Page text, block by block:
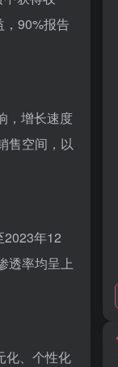
，90%报告
，增长速度
售空间，以
2023年12
透率均呈上
化、个性化